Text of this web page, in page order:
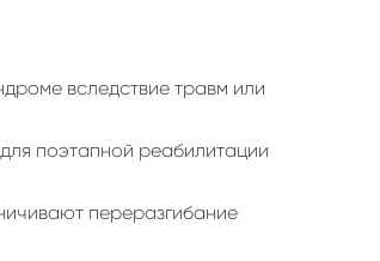
вследствие травм или
поэтапной реабилитации
переразгибание